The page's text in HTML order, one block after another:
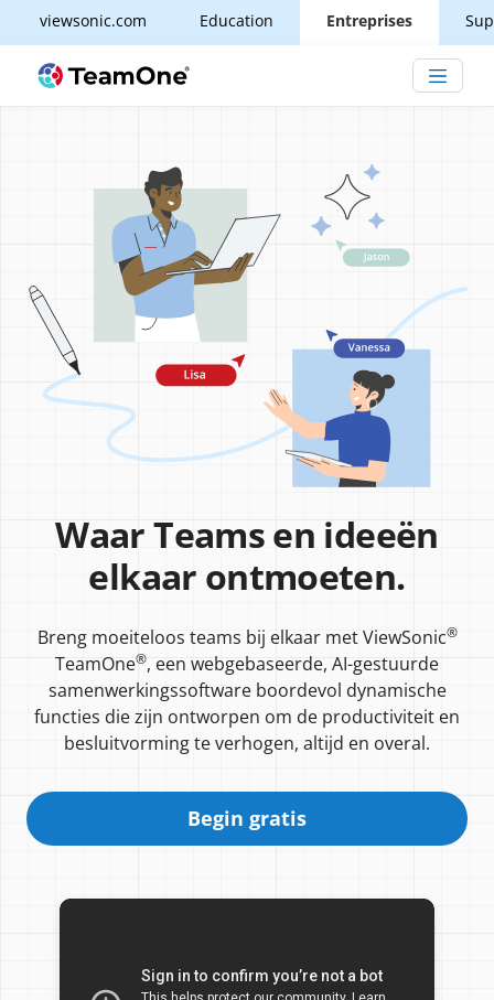
viewsonic.com Education Entreprises
Waar Teams en ideeën
elkaar ontmoeten.
Breng moeiteloos teams bij elkaar met ViewSonic®
TeamOne®, een webgebaseerde, AI-gestuurde
samenwerkingssoftware boordevol dynamische
functies die zijn ontworpen om de productiviteit en
besluitvorming te verhogen, altijd en overal.
Begin gratis